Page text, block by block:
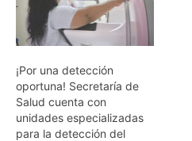
¡Por una detección
oportuna! Secretaría de
Salud cuenta con
unidades especializadas
para la detección del